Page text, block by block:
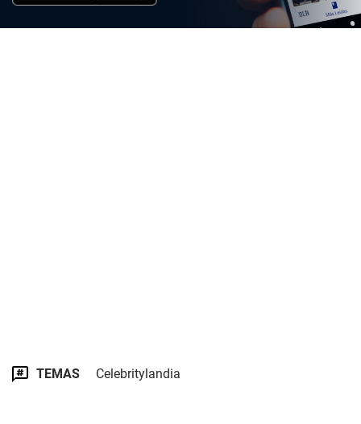
TEMAS Celebritylandia